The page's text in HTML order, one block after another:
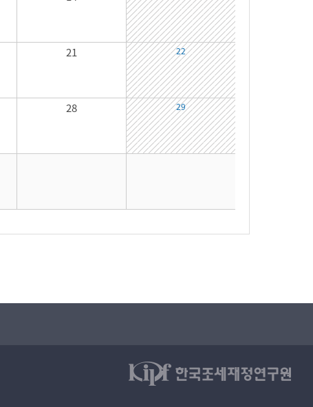
21 22
28 29